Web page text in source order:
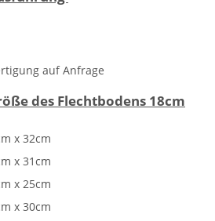
auf Anfrage
des Flechtbodens 18cm
x 32cm
x 31cm
x 25cm
x 30cm